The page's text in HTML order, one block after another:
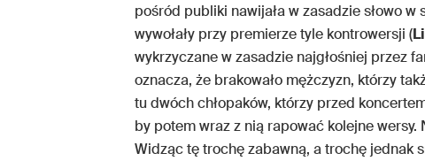
pośród publiki nawijała w zasadzie słowo
wywołały przy premierze tyle kontrowersji (
wykrzyczane w zasadzie najgłośniej przez
oznacza, że brakowało mężczyzn, którzy
tu dwóch chłopaków, którzy przed
by potem wraz z nią rapować kolejne
Widząc tę trochę zabawną, a trochę jednak